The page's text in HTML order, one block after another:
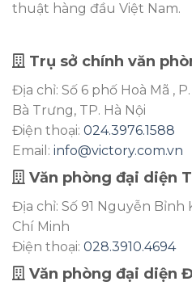
thuật hàng đầu Việt Nam.
Trụ sở chính văn
Địa chỉ: Số 6 phố Hoà Mã ,
Bà Trưng, TP. Hà Nội
Điện thoại: 024.3976.1588
Email: info@victory.com.vn
Văn phòng đại diện
Địa chỉ: Số 91 Nguyễn Bỉnh
Chí Minh
Điện thoại: 028.3910.4694
Văn phòng đại diện